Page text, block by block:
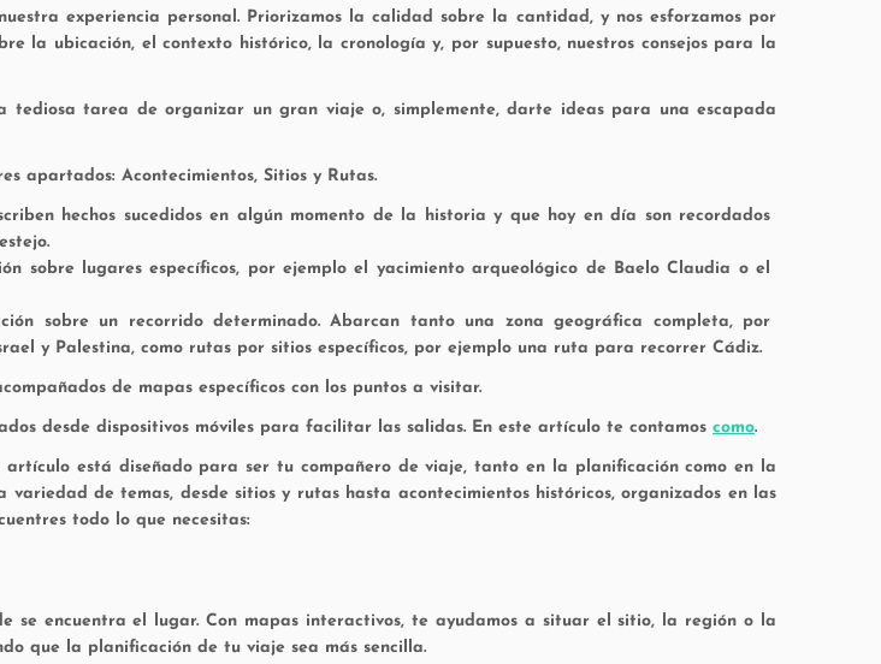
experiencia personal. Priorizamos la calidad sobre la cantidad, y nos esforzamos por
la ubicación, el contexto histórico, la cronología y, por supuesto, nuestros consejos para la
tediosa tarea de organizar un gran viaje o, simplemente, darte ideas para una escapada
apartados: Acontecimientos, Sitios y Rutas.
hechos sucedidos en algún momento de la historia y que hoy en día son recordados
sobre lugares específicos, por ejemplo el yacimiento arqueológico de Baelo Claudia o el
sobre un recorrido determinado. Abarcan tanto una zona geográfica completa, por
y Palestina, como rutas por sitios específicos, por ejemplo una ruta para recorrer Cádiz.
de mapas específicos con los puntos a visitar.
desde dispositivos móviles para facilitar las salidas. En este artículo te contamos como.
artículo está diseñado para ser tu compañero de viaje, tanto en la planificación como en la
variedad de temas, desde sitios y rutas hasta acontecimientos históricos, organizados en las
todo lo que necesitas:
se encuentra el lugar. Con mapas interactivos, te ayudamos a situar el sitio, la región o la
que la planificación de tu viaje sea más sencilla.